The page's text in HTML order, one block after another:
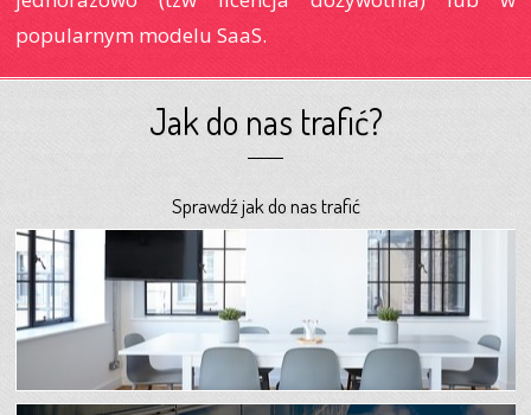
popularnym modelu SaaS.
Jak do nas trafić?
Sprawdź jak do nas trafić